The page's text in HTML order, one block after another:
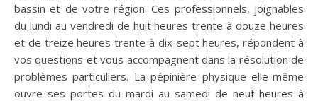
bassin et de votre région. Ces professionnels, joignables
du lundi au vendredi de huit heures trente à douze heures
et de treize heures trente à dix-sept heures, répondent à
vos questions et vous accompagnent dans la résolution de
problèmes particuliers. La pépinière physique elle-même
ouvre ses portes du mardi au samedi de neuf heures à